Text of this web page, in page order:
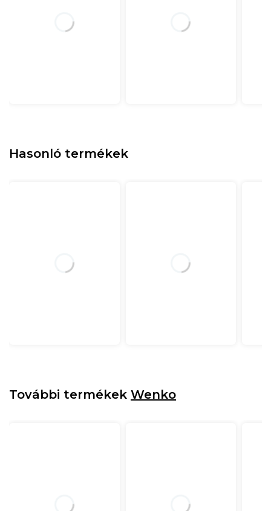
Hasonló termékek
További termékek Wenko